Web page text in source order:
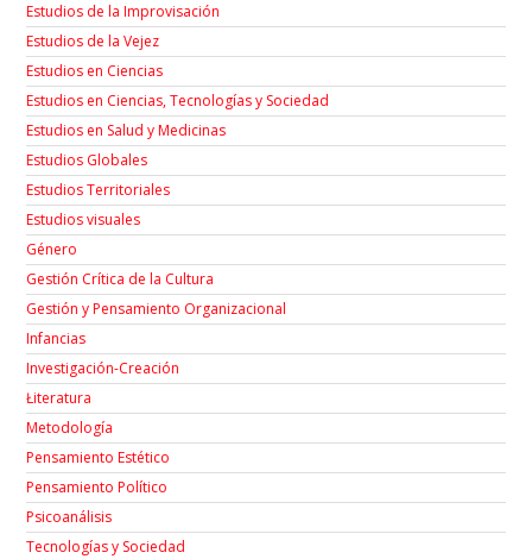
Estudios de la Improvisación
Estudios de la Vejez
Estudios en Ciencias
Estudios en Ciencias, Tecnologías y Sociedad
Estudios en Salud y Medicinas
Estudios Globales
Estudios Territoriales
Estudios visuales
Género
Gestión Crítica de la Cultura
Gestión y Pensamiento Organizacional
Infancias
Investigación-Creación
Łiteratura
Metodología
Pensamiento Estético
Pensamiento Político
Psicoanálisis
Tecnologías y Sociedad